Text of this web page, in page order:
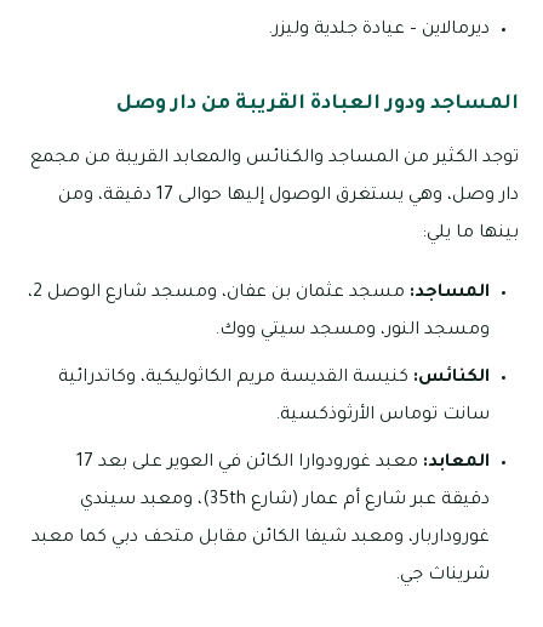
ديرمالاين – عيادة جلدية وليزر.
المساجد ودور العبادة القريبة من دار وصل
توجد الكثير من المساجد والكنائس والمعابد القريبة من مجمع
دار وصل، وهي يستغرق الوصول إليها حوالى 17 دقيقة، ومن
بينها ما يلي:
المساجد:
مسجد عثمان بن عفان، ومسجد شارع الوصل 2،
ومسجد النور، ومسجد سيتي ووك.
الكنائس: كنيسة القديسة مريم الكاثوليكية، وكاتدرائية
سانت توماس الأرثوذكسية.
المعابد:
معبد غورودوارا الكائن في العوير على بعد 17
دقيقة عبر شارع أم عمار (شارع 35th)، ومعبد سيندي
غوروداربار، ومعبد شيفا الكائن مقابل متحف دبي كما معبد
شريناث جي.